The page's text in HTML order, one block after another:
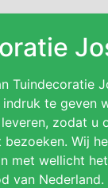
Tuindecoratie
te geven
zodat u
Wij
met wellicht
van Nederland.